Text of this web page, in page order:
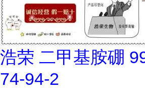
浩荣 二甲基胺硼
74-94-2